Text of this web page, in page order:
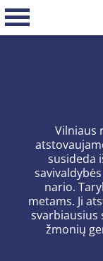
Vilniaus
susideda
nario.
metams. Ji
svarbiausius
žmonių